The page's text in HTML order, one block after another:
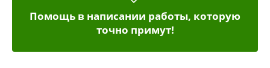
Помощь в написании работы, которую
точно примут!